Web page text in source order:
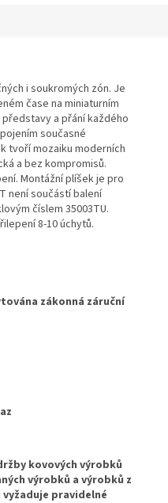
i soukromých zón. Je
čase na miniaturním
a přání každého
současné
tvoří mozaiku moderních
a bez kompromisů.
Montážní plíšek je pro
není součástí balení
číslem 35003TU.
8-10 úchytů.
zákonná záruční
kovových výrobků
výrobků a výrobků z
pravidelné